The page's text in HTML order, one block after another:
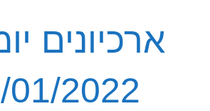
ארכיונים
11/01/2022